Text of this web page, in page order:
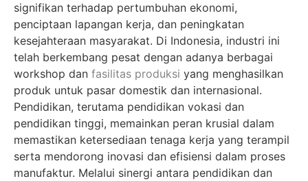
signifikan terhadap pertumbuhan ekonomi,
penciptaan lapangan kerja, dan peningkatan
kesejahteraan masyarakat. Di Indonesia, industri ini
telah berkembang pesat dengan adanya berbagai
workshop dan fasilitas produksi yang menghasilkan
produk untuk pasar domestik dan internasional.
Pendidikan, terutama pendidikan vokasi dan
pendidikan tinggi, memainkan peran krusial dalam
memastikan ketersediaan tenaga kerja yang terampil
serta mendorong inovasi dan efisiensi dalam proses
manufaktur. Melalui sinergi antara pendidikan dan